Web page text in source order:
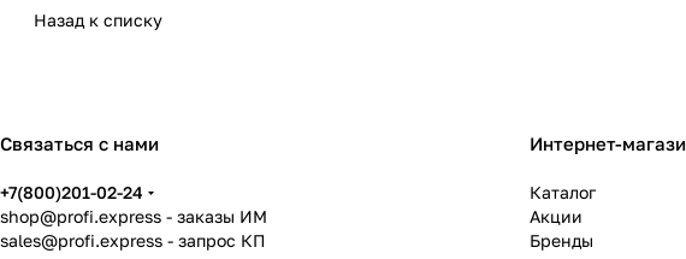
Назад к списку
Связаться с нами
+7(800)201-02-24
shop@profi.express - заказы ИМ
sales@profi.express - запрос КП
Интернет-
Каталог
Акции
Бренды